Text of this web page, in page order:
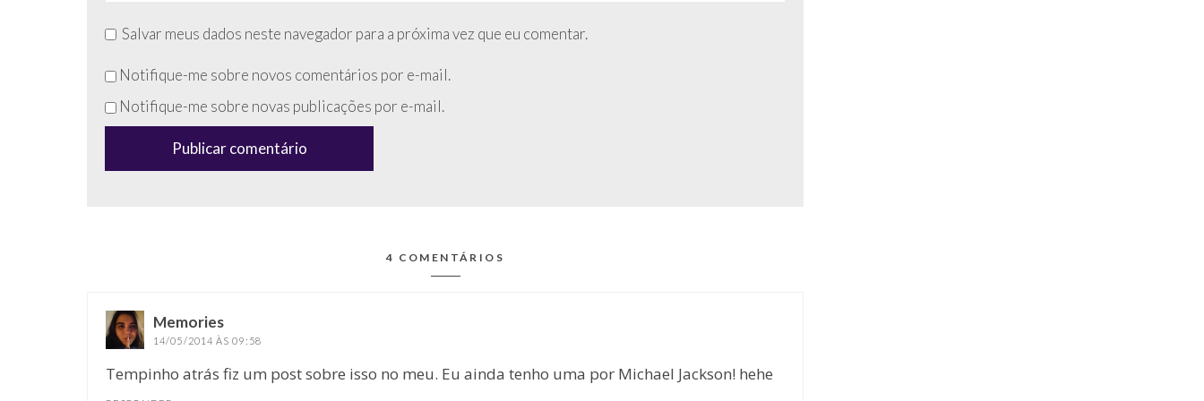
Salvar meus dados neste navegador para a próxima vez que eu comentar.
Não
preencha
esse
Notifique-me sobre novos comentários por e-mail.
Notifique-me sobre novas publicações por e-mail.
4 COMENTÁRIOS
Memories
14/05/2014 ÀS 09:58
Tempinho atrás fiz um post sobre isso no meu. Eu ainda tenho uma por Michael Jackson! hehe